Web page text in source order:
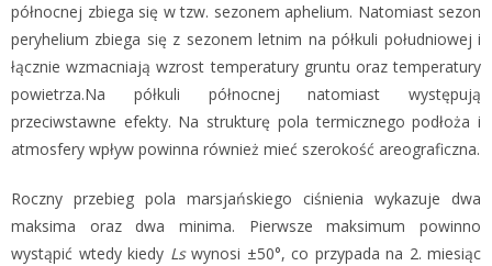
północnej zbiega się w tzw. sezonem aphelium. Natomiast sezon
peryhelium zbiega się z sezonem letnim na półkuli południowej i
łącznie wzmacniają wzrost temperatury gruntu oraz temperatury
powietrza.Na półkuli północnej natomiast występują
przeciwstawne efekty. Na strukturę pola termicznego podłoża i
atmosfery wpływ powinna również mieć szerokość areograficzna.
Roczny przebieg pola marsjańskiego ciśnienia wykazuje dwa
maksima oraz dwa minima. Pierwsze maksimum powinno
wystąpić wtedy kiedy Lswynosi ±50°, co przypada na 2. miesiąc